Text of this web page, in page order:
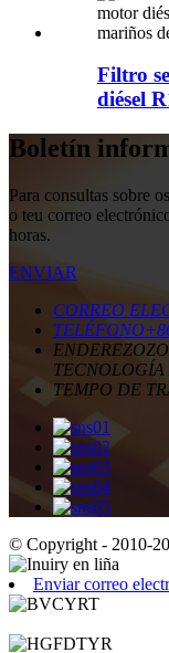
Filtro
diésel
Boletín
Para consultas sobre
o teu correo
horas.
ENVIAR
CORREO
TELÉFONO
ENDEREZO
TEMPO DE
© Copyright - 2010-
Enviar correo